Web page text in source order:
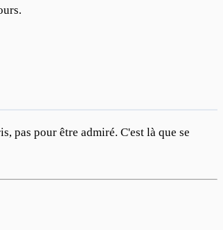
pas pour être admiré. C'est là que se